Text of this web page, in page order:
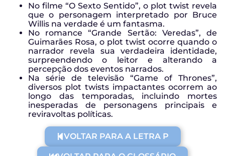
No filme “O Sexto Sentido”, o plot twist revela
que o personagem interpretado por Bruce
Willis na verdade é um fantasma.
No romance “Grande Sertão: Veredas”, de
Guimarães Rosa, o plot twist ocorre quando o
narrador revela sua verdadeira identidade,
surpreendendo o leitor e alterando a
percepção dos eventos narrados.
Na série de televisão “Game of Thrones”,
diversos plot twists impactantes ocorrem ao
longo das temporadas, incluindo mortes
inesperadas de personagens principais e
reviravoltas políticas.
VOLTAR PARA A LETRA P